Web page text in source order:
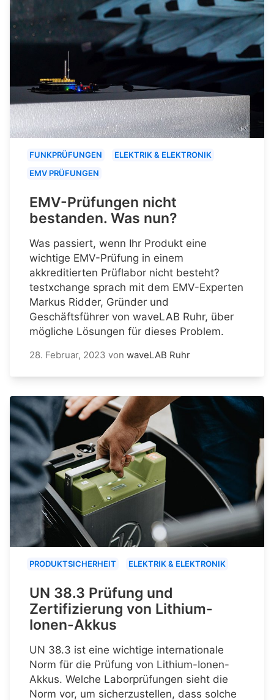
FUNKPRÜFUNGEN
ELEKTRIK & ELEKTRONIK
EMV PRÜFUNGEN
EMV-Prüfungen nicht
bestanden. Was nun?
Was passiert, wenn Ihr Produkt eine
wichtige EMV-Prüfung in einem
akkreditierten Prüflabor nicht besteht?
testxchange sprach mit dem EMV-Experten
Markus Ridder, Gründer und
Geschäftsführer von waveLAB Ruhr, über
mögliche Lösungen für dieses Problem.
28. Februar, 2023 von waveLAB Ruhr
PRODUKTSICHERHEIT ELEKTRIK & ELEKTRONIK
UN 38.3 Prüfung und
Zertifizierung von Lithium-
Ionen-Akkus
UN 38.3 ist eine wichtige internationale
Norm für die Prüfung von Lithium-Ionen-
Akkus. Welche Laborprüfungen sieht die
Norm vor, um sicherzustellen, dass solche